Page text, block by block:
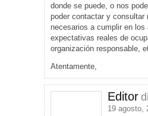
donde se puede, o nos
poder contactar y consultar
necesarios a cumplir en los
expectativas reales de
organización responsable,
Atentamente,
Editor
19 agosto,